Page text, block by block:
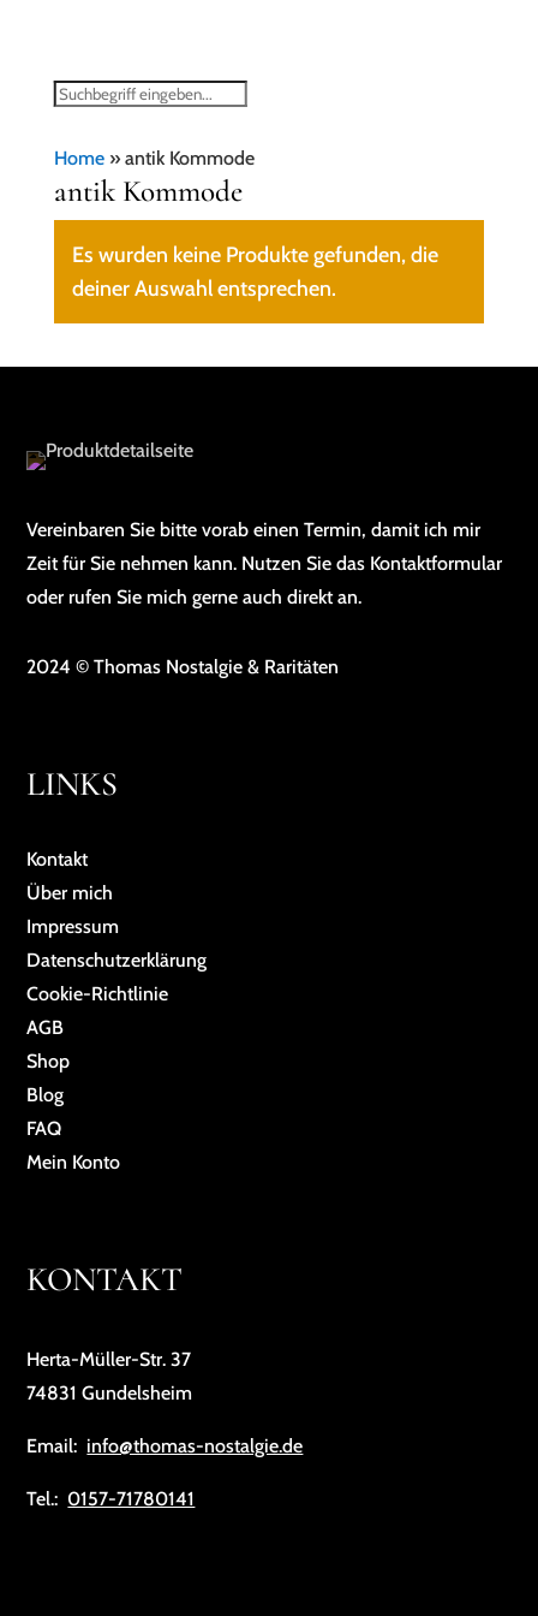
Home» antik Kommode
antik Kommode
Es wurden keine Produkte gefunden, die
deiner Auswahl entsprechen.
Vereinbaren Sie bitte vorab einen Termin, damit ich mir
Zeit für Sie nehmen kann. Nutzen Sie das Kontaktformular
oder rufen Sie mich gerne auch direkt an.
2024 © Thomas Nostalgie & Raritäten
LINKS
Kontakt
Über mich
Impressum
Da­ten­schutz­er­klä­rung
Cookie-Richtlinie
AGB
Shop
Blog
FAQ
Mein Konto
KONTAKT
Herta-Müller-Str. 37
74831 Gundelsheim
Email: info@thomas-nostalgie.de
Tel.: 0157-71780141